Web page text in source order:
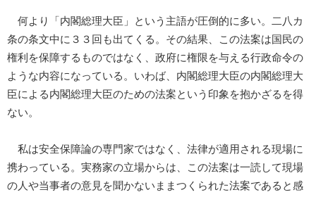
何より「内閣総理大臣」という主語が圧倒的に多い。二八カ
条の条文中に３３回も出てくる。その結果、この法案は国民の
権利を保障するものではなく、政府に権限を与える行政命令の
ような内容になっている。いわば、内閣総理大臣の内閣総理大
臣による内閣総理大臣のための法案という印象を抱かざるを得
ない。
私は安全保障論の専門家ではなく、法律が適用される現場に
携わっている。実務家の立場からは、この法案は一読して現場
の人や当事者の意見を聞かないままつくられた法案であると感